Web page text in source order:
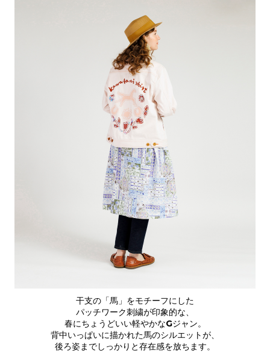
干支の「馬」をモチーフにした
パッチワーク刺繍が印象的な、
春にちょうどいい軽やかなGジャン。
背中いっぱいに描かれた馬のシルエットが、
後ろ姿までしっかりと存在感を放ちます。